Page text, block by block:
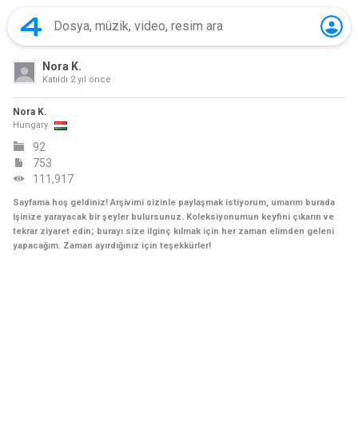
Nora K.
Katıldı 2 yıl önce
Nora K.
Hungary
92
753
111,917
Sayfama hoş geldiniz! Arşivimi sizinle paylaşmak istiyorum, umarım burada
işinize yarayacak bir şeyler bulursunuz. Koleksiyonumun keyfini çıkarın ve
tekrar ziyaret edin; burayı size ilginç kılmak için her zaman elimden geleni
yapacağım. Zaman ayırdığınız için teşekkürler!